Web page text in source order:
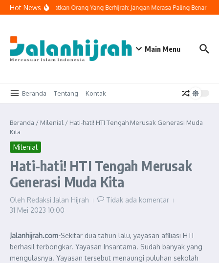
Lewati ke konten
Hot News
Buya Yahya Ingatkan Orang Yang Berhijrah: Jangan Merasa Paling Benar
Main Menu
Beranda Tentang Kontak
Beranda / Milenial / Hati-hati! HTI Tengah Merusak Generasi Muda
Kita
Milenial
Hati-hati! HTI Tengah Merusak
Generasi Muda Kita
Oleh Redaksi Jalan Hijrah
Tidak ada komentar
31 Mei 2023 10:00
Jalanhijrah.com-Sekitar dua tahun lalu, yayasan afiliasi HTI
berhasil terbongkar. Yayasan Insantama. Sudah banyak yang
mengulasnya. Yayasan tersebut menaungi puluhan sekolah